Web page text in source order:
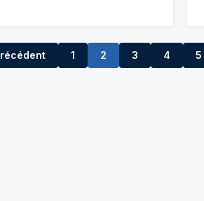
1 2 3 4 5